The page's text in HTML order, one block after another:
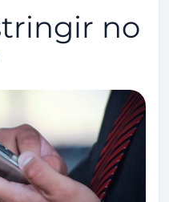
no